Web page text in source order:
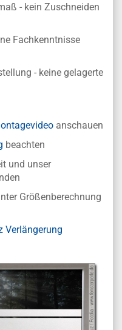
- kein Zuschneiden
Fachkenntnisse
- keine gelagerte
anschauen
beachten
und unser
Größenberechnung
Verlängerung